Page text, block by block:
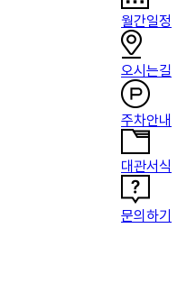
월간일정
오시는길
주차안내
대관서식
문의하기